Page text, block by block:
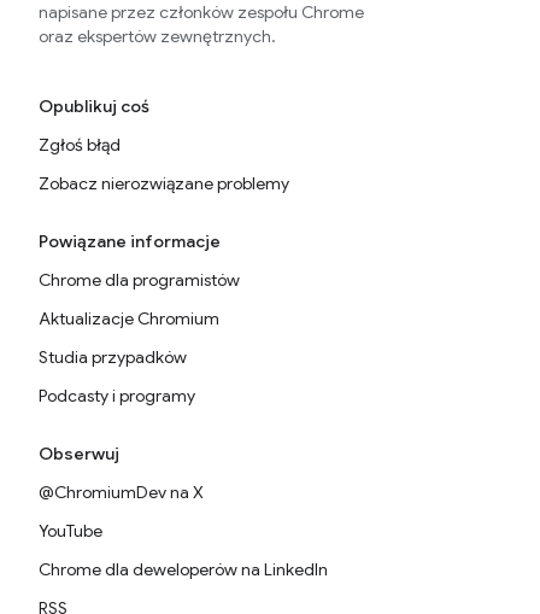
napisane przez członków zespołu Chrome
oraz ekspertów zewnętrznych.
Opublikuj coś
Zgłoś błąd
Zobacz nierozwiązane problemy
Powiązane informacje
Chrome dla programistów
Aktualizacje Chromium
Studia przypadków
Podcasty i programy
Obserwuj
@ChromiumDev na X
YouTube
Chrome dla deweloperów na LinkedIn
RSS